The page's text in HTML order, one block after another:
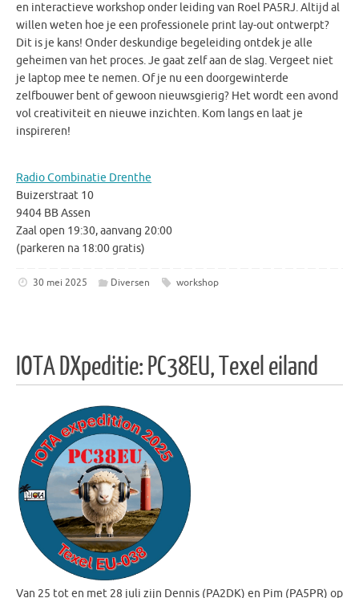
en interactieve workshop onder leiding van Roel PA5RJ. Altijd al
willen weten hoe je een professionele print lay-out ontwerpt?
Dit is je kans! Onder deskundige begeleiding ontdek je alle
geheimen van het proces. Je gaat zelf aan de slag. Vergeet niet
je laptop mee te nemen. Of je nu een doorgewinterde
zelfbouwer bent of gewoon nieuwsgierig? Het wordt een avond
vol creativiteit en nieuwe inzichten. Kom langs en laat je
inspireren!
Radio Combinatie Drenthe
Buizerstraat 10
9404 BB Assen
Zaal open 19:30, aanvang 20:00
(parkeren na 18:00 gratis)
30 mei 2025 Diversen workshop
IOTA DXpeditie: PC38EU, Texel eiland
Van 25 tot en met 28 juli zijn Dennis (PA2DK) en Pim (PA5PR) op